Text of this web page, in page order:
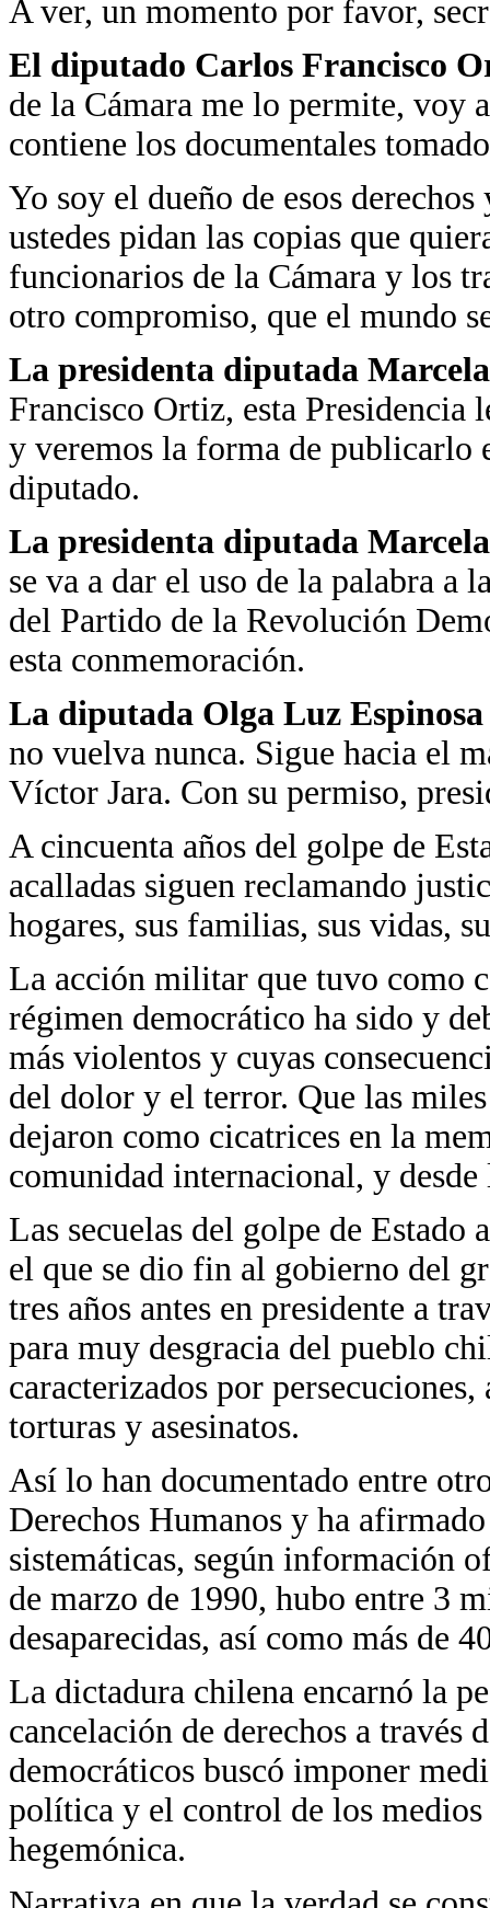
A ver, un momento por favor,
El diputado Carlos Francisco
de la Cámara me lo permite, voy
contiene los documentales
Yo soy el dueño de esos
ustedes pidan las copias que
funcionarios de la Cámara y los
otro compromiso, que el mundo
La presidenta diputada
Francisco Ortiz, esta Presidencia
y veremos la forma de publicarlo
diputado.
La presidenta diputada
se va a dar el uso de la palabra a
del Partido de la Revolución
esta conmemoración.
La diputada Olga Luz
no vuelva nunca. Sigue hacia el
Víctor Jara. Con su permiso,
A cincuenta años del golpe de
acalladas siguen reclamando
hogares, sus familias, sus vidas,
La acción militar que tuvo como
régimen democrático ha sido y
más violentos y cuyas
del dolor y el terror. Que las
dejaron como cicatrices en la
comunidad internacional, y
Las secuelas del golpe de Estado
el que se dio fin al gobierno del
tres años antes en presidente a
para muy desgracia del pueblo
caracterizados por
torturas y asesinatos.
Así lo han documentado entre
Derechos Humanos y ha
sistemáticas, según información
de marzo de 1990, hubo entre 3
desaparecidas, así como más de
La dictadura chilena encarnó la
cancelación de derechos a través
democráticos buscó imponer
política y el control de los
hegemónica.